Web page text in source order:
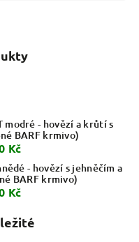
modré - hovězí a krůtí s
BARF krmivo)
Kč
- hovězí s jehněčím a
BARF krmivo)
Kč